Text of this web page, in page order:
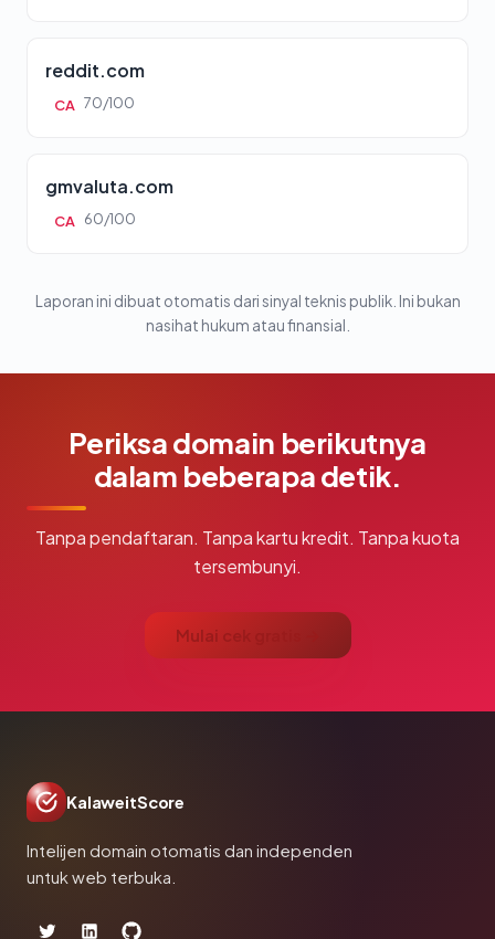
reddit.com
CA 70/100
gmvaluta.com
CA 60/100
Laporan ini dibuat otomatis dari sinyal teknis publik. Ini bukan
nasihat hukum atau finansial.
Periksa domain berikutnya
dalam beberapa detik.
Tanpa pendaftaran. Tanpa kartu kredit. Tanpa kuota
tersembunyi.
Mulai cek gratis →
KalaweitScore
Intelijen domain otomatis dan independen
untuk web terbuka.